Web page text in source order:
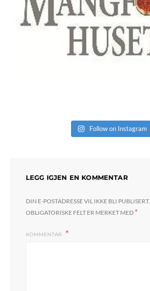
Follow on Instagram
LEGG IGJEN EN KOMMENTAR
DIN E-POSTADRESSE VIL IKKE BLI PUBLISERT.
OBLIGATORISKE FELT ER MERKET MED *
KOMMENTAR